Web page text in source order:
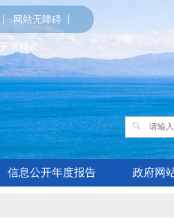
网站无障碍
长者模式
信息公开年度报告 政府网